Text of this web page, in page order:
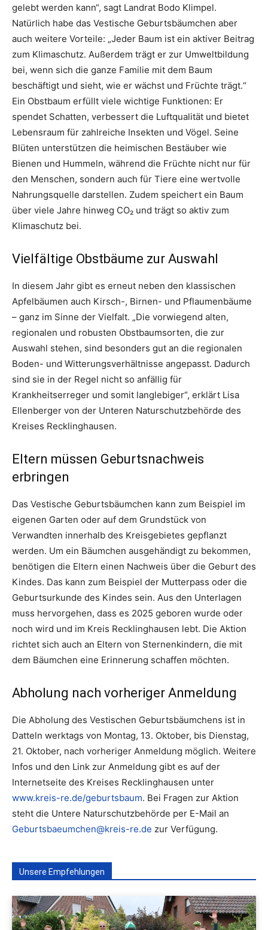
gelebt werden kann“, sagt Landrat Bodo Klimpel.
Natürlich habe das Vestische Geburtsbäumchen aber
auch weitere Vorteile: „Jeder Baum ist ein aktiver Beitrag
zum Klimaschutz. Außerdem trägt er zur Umweltbildung
bei, wenn sich die ganze Familie mit dem Baum
beschäftigt und sieht, wie er wächst und Früchte trägt.“
Ein Obstbaum erfüllt viele wichtige Funktionen: Er
spendet Schatten, verbessert die Luftqualität und bietet
Lebensraum für zahlreiche Insekten und Vögel. Seine
Blüten unterstützen die heimischen Bestäuber wie
Bienen und Hummeln, während die Früchte nicht nur für
den Menschen, sondern auch für Tiere eine wertvolle
Nahrungsquelle darstellen. Zudem speichert ein Baum
über viele Jahre hinweg CO₂ und trägt so aktiv zum
Klimaschutz bei.
Vielfältige Obstbäume zur Auswahl
In diesem Jahr gibt es erneut neben den klassischen
Apfelbäumen auch Kirsch-, Birnen- und Pflaumenbäume
– ganz im Sinne der Vielfalt. „Die vorwiegend alten,
regionalen und robusten Obstbaumsorten, die zur
Auswahl stehen, sind besonders gut an die regionalen
Boden- und Witterungsverhältnisse angepasst. Dadurch
sind sie in der Regel nicht so anfällig für
Krankheitserreger und somit langlebiger“, erklärt Lisa
Ellenberger von der Unteren Naturschutzbehörde des
Kreises Recklinghausen.
Eltern müssen Geburtsnachweis
erbringen
Das Vestische Geburtsbäumchen kann zum Beispiel im
eigenen Garten oder auf dem Grundstück von
Verwandten innerhalb des Kreisgebietes gepflanzt
werden. Um ein Bäumchen ausgehändigt zu bekommen,
benötigen die Eltern einen Nachweis über die Geburt des
Kindes. Das kann zum Beispiel der Mutterpass oder die
Geburtsurkunde des Kindes sein. Aus den Unterlagen
muss hervorgehen, dass es 2025 geboren wurde oder
noch wird und im Kreis Recklinghausen lebt. Die Aktion
richtet sich auch an Eltern von Sternenkindern, die mit
dem Bäumchen eine Erinnerung schaffen möchten.
Abholung nach vorheriger Anmeldung
Die Abholung des Vestischen Geburtsbäumchens ist in
Datteln werktags von Montag, 13. Oktober, bis Dienstag,
21. Oktober, nach vorheriger Anmeldung möglich. Weitere
Infos und den Link zur Anmeldung gibt es auf der
Internetseite des Kreises Recklinghausen unter
www.kreis-re.de/geburtsbaum. Bei Fragen zur Aktion
steht die Untere Naturschutzbehörde per E-Mail an
Geburtsbaeumchen@kreis-re.de zur Verfügung.
Unsere Empfehlungen